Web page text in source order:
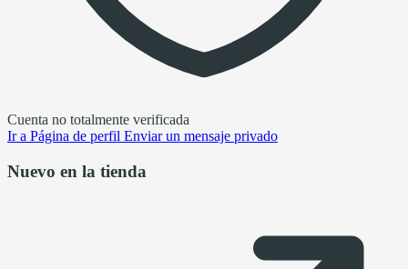
Cuenta no totalmente verificada
Ir a Página de perfil Enviar un mensaje privado
Nuevo en la tienda